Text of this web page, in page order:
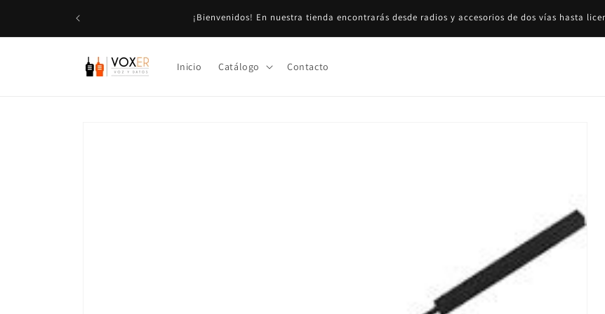
Aviso Importante: Los precios mostrados son + IVA en Chile. Consulta la disponibilidad del producto y el tiempo de
sin dudarlo!
Inicio Catálogo Contacto